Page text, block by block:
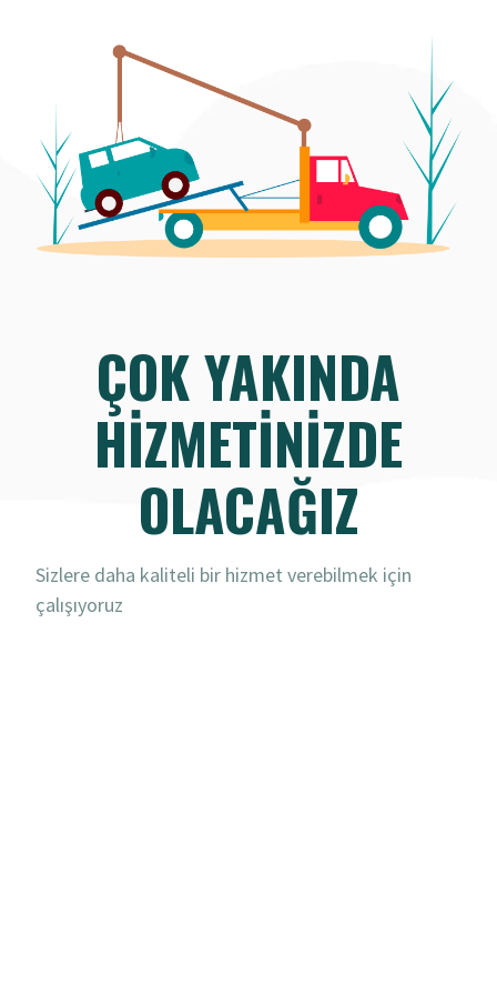
ÇOK YAKINDA
HIZMETINIZDE
OLACAĞIZ
Sizlere daha kaliteli bir hizmet verebilmek için
çalışıyoruz